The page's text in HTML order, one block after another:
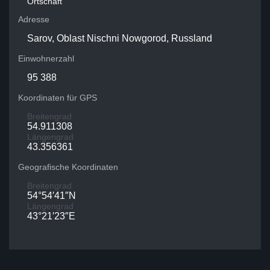
Adresse
Sarov, Oblast Nischni Nowgorod, Russland
Einwohnerzahl
95 388
Koordinaten für GPS
Breitengrad
54.911308
Längengrad
43.356361
Geografische Koordinaten
Breitengrad
54°54′41″N
Längengrad
43°21′23″E